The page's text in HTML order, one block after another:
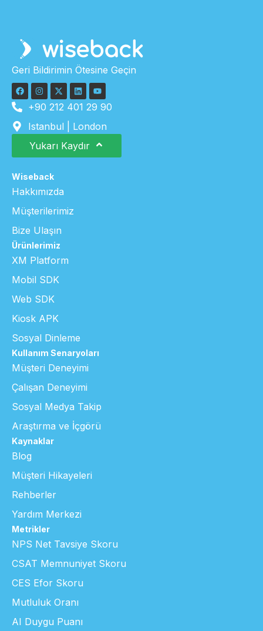
Geri Bildirimin Ötesine Geçin
+90 212 401 29 90
Istanbul | London
Yukarı Kaydır
Wiseback
Hakkımızda
Müşterilerimiz
Bize Ulaşın
Ürünlerimiz
XM Platform
Mobil SDK
Web SDK
Kiosk APK
Sosyal Dinleme
Kullanım Senaryoları
Müşteri Deneyimi
Çalışan Deneyimi
Sosyal Medya Takip
Araştırma ve İçgörü
Kaynaklar
Blog
Müşteri Hikayeleri
Rehberler
Yardım Merkezi
Metrikler
NPS Net Tavsiye Skoru
CSAT Memnuniyet Skoru
CES Efor Skoru
Mutluluk Oranı
AI Duygu Puanı